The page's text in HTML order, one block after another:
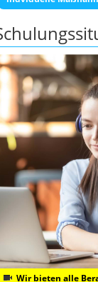
Wir bieten alle